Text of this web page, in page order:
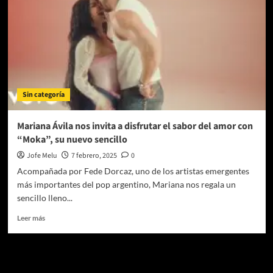
Sin categoría
Mariana Ávila nos invita a disfrutar el sabor del amor con
“Moka”, su nuevo sencillo
Jofe Melu 7 febrero, 2025
0
Acompañada por Fede Dorcaz, uno de los artistas emergentes
más importantes del pop argentino, Mariana nos regala un
sencillo lleno...
Leer másLeer